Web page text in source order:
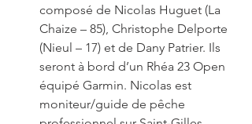
composé de Nicolas Huguet (La
Chaize – 85), Christophe Delporte
(Nieul – 17) et de Dany Patrier. Ils
seront à bord d’un Rhéa 23 Open
équipé Garmin. Nicolas est
moniteur/guide de pêche